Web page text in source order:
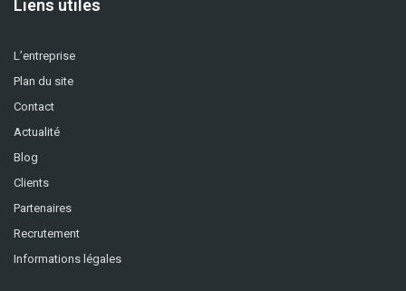
Liens utiles
L’entreprise
Plan du site
Contact
Actualité
Blog
Clients
Partenaires
Recrutement
Informations légales